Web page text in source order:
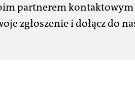
partnerem
zgłoszenie i dołącz do